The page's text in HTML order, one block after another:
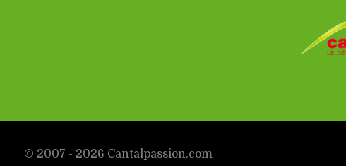
© 2007 - 2026 Cantalpassion.com